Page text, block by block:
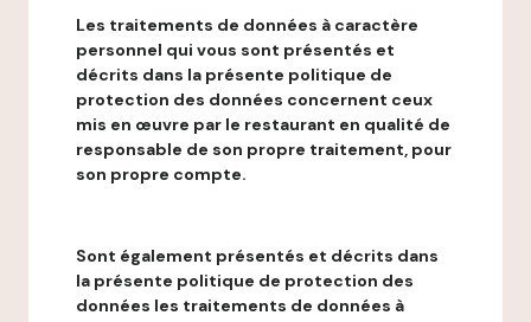
Les traitements de données à caractère
personnel qui vous sont présentés et
décrits dans la présente politique de
protection des données concernent ceux
mis en œuvre par le restaurant en qualité de
responsable de son propre traitement, pour
son propre compte.
Sont également présentés et décrits dans
la présente politique de protection des
données les traitements de données à